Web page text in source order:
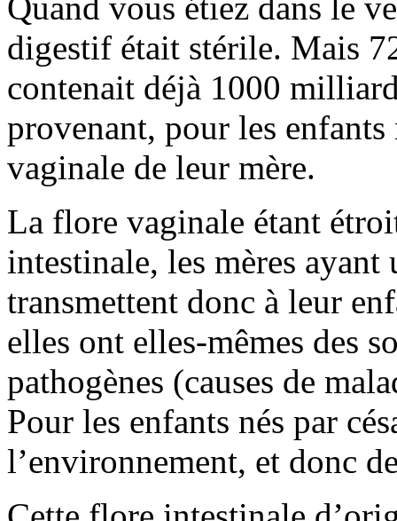
digestif était stérile. Mais
contenait déjà 1000
provenant, pour les
vaginale de leur mère.
La flore vaginale étant
intestinale, les mères
transmettent donc à leur
elles ont elles-mêmes des
pathogènes (causes de
Pour les enfants nés par
l’environnement, et donc